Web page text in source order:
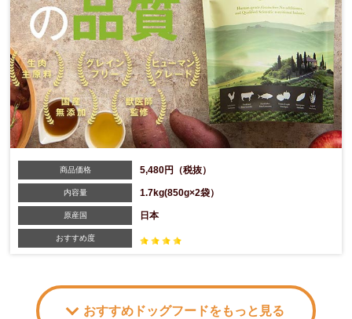
商品価格 5,480円（税抜）
内容量 1.7kg(850g×2袋）
原産国 日本
おすすめ度
おすすめドッグフードをもっと見る